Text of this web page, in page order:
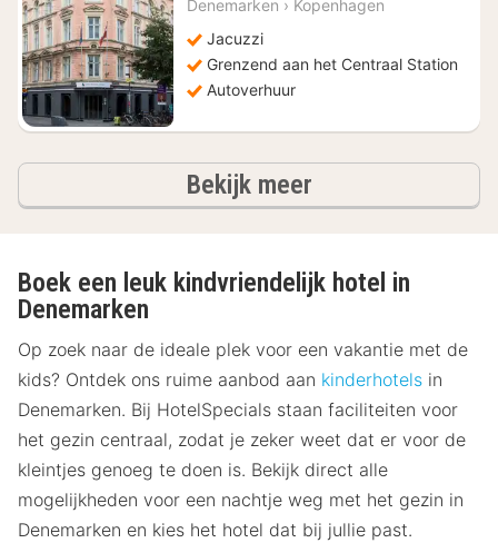
€
Denemarken › Kopenhagen
Jacuzzi
Grenzend aan het Centraal Station
Autoverhuur
Bekijk meerhotels
Boek een leuk kindvriendelijk hotel in
Denemarken
Op zoek naar de ideale plek voor een vakantie met de
kids? Ontdek ons ruime aanbod aan kinderhotels in
Denemarken. Bij HotelSpecials staan faciliteiten voor
het gezin centraal, zodat je zeker weet dat er voor de
kleintjes genoeg te doen is. Bekijk direct alle
mogelijkheden voor een nachtje weg met het gezin in
Denemarken en kies het hotel dat bij jullie past.